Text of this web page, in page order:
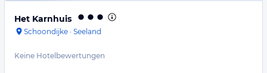
Het Karnhuis
Schoondijke · Seeland
Keine Hotelbewertungen